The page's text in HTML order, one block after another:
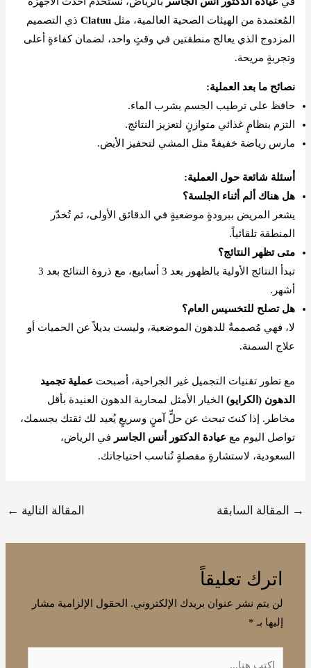
المُعتمدة من الهيئات الصحية العالمية، مثلClatuu ذي التصميم
المزدوج الذي يعالج منطقتين في وقتٍ واحد، لضمان كفاءةٍ أعلى
وتجربةٍ مريحة.
نصائح ما بعد العملية:
حافظ على ترطيب الجسم بشرب الماء.
التزم بنظامٍ غذائي متوازنٍ لتعزيز النتائج.
مارس رياضة خفيفةً مثل المشي لتحفيز الأيض.
أسئلة شائعة حول العملية:
هل هناك ألم أثناء الجلسة؟
يشعر المريض ببرودةٍ موضعيةٍ في الدقائق الأولى، ثم تُخدّر
المنطقة تلقائياً.
متى تظهر النتائج؟
تبدأ النتائج الأولية بالظهور بعد 3 أسابيع، مع ذروة النتائج بعد 3
أشهر.
هل تصلح للتخسيس العام؟
لا، فهي مُصممةٌ للدهون الموضعية، وليست بديلاً عن الحميات أو
علاج السمنة.
مع تطور تقنيات التجميل غير الجراحية، أصبحت عملية تجميد
الدهون (الكرايو) الخيار الأمثل لمحاربة الدهون العنيدة بأقل
مخاطر. إذا كنتَ تبحث عن حلٍّ آمنٍ وسريعٍ يُعيد لك ثقتك بجسمك،
تواصل اليوم مع عيادة الدكتور أنس الجاسر في الرياض،
السعودية، لاستشارةٍ مفصلةٍ تُناسب احتياجاتك.
→ المقالة السابقة المقالة التالية ←
اترك تعليقاً
لن يتم نشر عنوان بريدك الإلكتروني.
الحقول الإلزامية مشار
إليها بـ *